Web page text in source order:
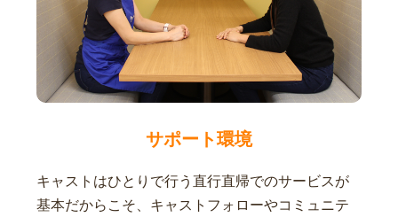
サポート環境
キャストはひとりで行う直行直帰でのサービスが
基本だからこそ、キャストフォローやコミュニテ